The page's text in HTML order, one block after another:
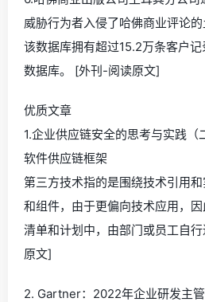
威胁行为者入侵了哈佛商业评论的
该数据库拥有超过15.2万条客户
数据库。 [外刊-阅读原文]
优质文章
1.企业供应链安全的思考与实践（
软件供应链框架
第三方技术指的是围绕技术引用
和组件，由于更偏向技术应用，
清单和计划中，由部门或员工自
原文]
2. Gartner：2022年企业研发主